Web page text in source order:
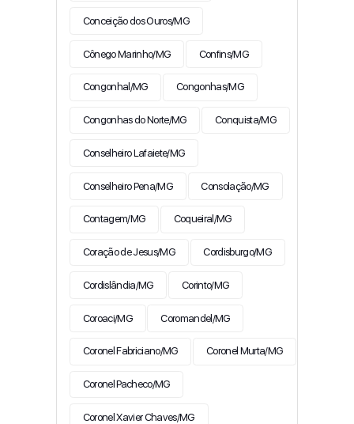
Conceição dos Ouros/MG
Cônego Marinho/MG Confins/MG
Congonhal/MG Congonhas/MG
Congonhas do Norte/MG Conquista/MG
Conselheiro Lafaiete/MG
Conselheiro Pena/MG Consolação/MG
Contagem/MG Coqueiral/MG
Coração de Jesus/MG Cordisburgo/MG
Cordislândia/MG Corinto/MG
Coroaci/MG Coromandel/MG
Coronel Fabriciano/MG Coronel Murta/MG
Coronel Pacheco/MG
Coronel Xavier Chaves/MG